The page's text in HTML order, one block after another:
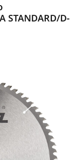
STANDARD/D-